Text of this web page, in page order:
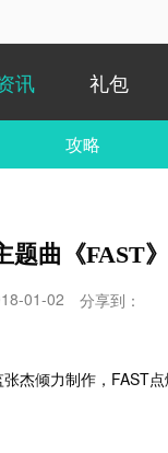
讯 礼包
攻略
题曲《FAST
01-02 分享到：
杰倾力制作，FAST点